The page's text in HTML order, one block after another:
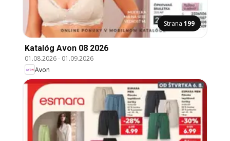
Strana 199
Katalóg Avon 08 2026
01.08.2026- 01.09.2026
Avon